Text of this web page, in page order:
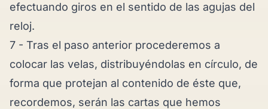
efectuando giros en el sentido de las agujas del
reloj.
7 - Tras el paso anterior procederemos a
colocar las velas, distribuyéndolas en círculo, de
forma que protejan al contenido de éste que,
recordemos, serán las cartas que hemos